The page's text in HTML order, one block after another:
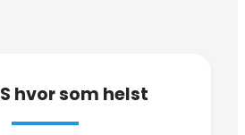
S hvor som helst